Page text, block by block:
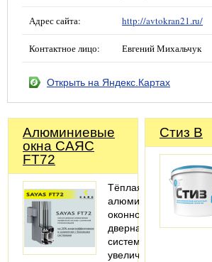
Адрес сайта: http://avtokran21.ru/
Контактное лицо: Евгений Михальчук
Открыть на Яндекс.Картах
Алюминиевые
окна САЯС
FT72
Тёплая
алюминиевая
оконно-
дверная
система
увеличенной
Стиз В